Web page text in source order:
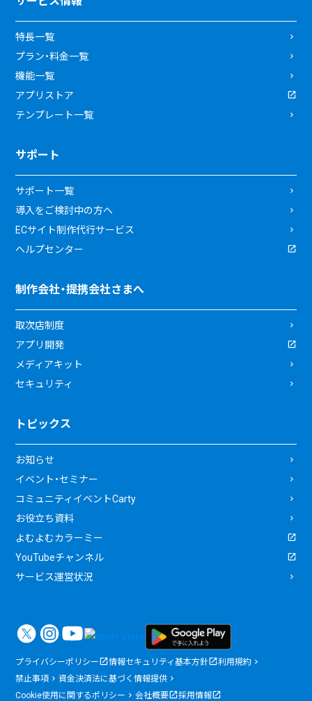
特長一覧
プラン・料金一覧
機能一覧
アプリストア
テンプレート一覧
サポート
サポート一覧
導入をご検討中の方へ
ECサイト制作代行サービス
ヘルプセンター
制作会社・提携会社さまへ
取次店制度
アプリ開発
メディアキット
セキュリティ
トピックス
お知らせ
イベント・セミナー
コミュニティイベントCarty
お役立ち資料
よむよむカラーミー
YouTubeチャンネル
サービス運営状況
プライバシーポリシー 情報セキュリティ基本方針
利用規約
禁止事項
資金決済法に基づく情報提供
Cookie使用に関するポリシー
会社概要 採用情報